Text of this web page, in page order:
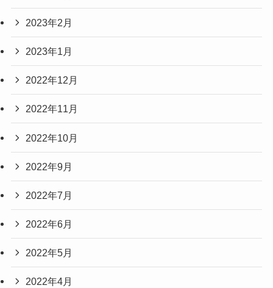
2023年2月
2023年1月
2022年12月
2022年11月
2022年10月
2022年9月
2022年7月
2022年6月
2022年5月
2022年4月